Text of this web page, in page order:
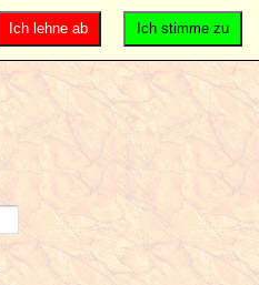
Ich stimme zu
Ich lehne ab